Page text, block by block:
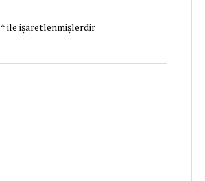
*ile işaretlenmişlerdir